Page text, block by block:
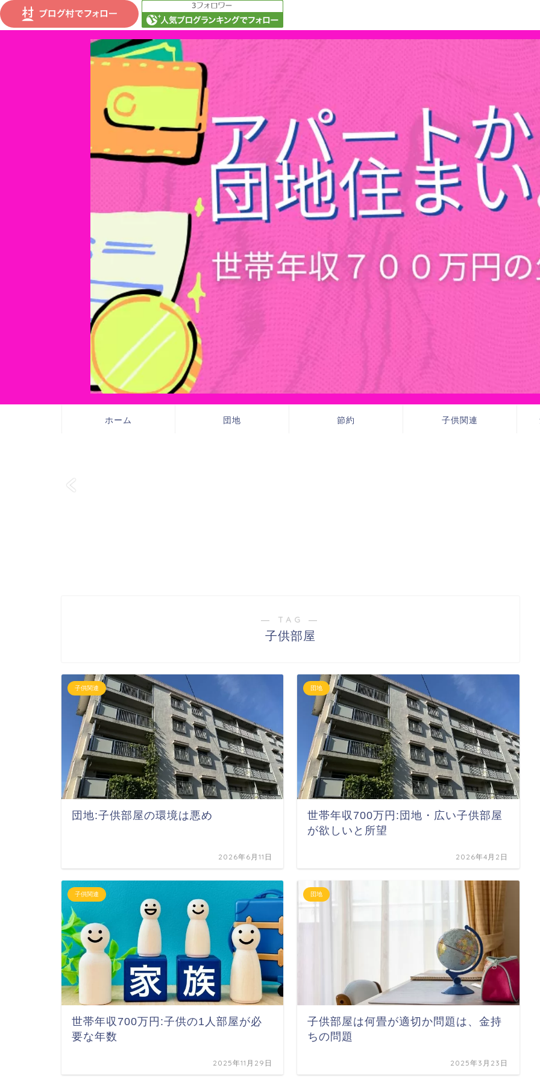
ホーム 団地 節約 子供関連
― TAG ―
子供部屋
子供関連
団地:子供部屋の環境は悪め
2026年6月11日
団地
世帯年収700万円:団地・広い子供部屋
が欲しいと所望
2026年4月2日
子供関連
世帯年収700万円:子供の1人部屋が必
要な年数
2025年11月29日
団地
子供部屋は何畳が適切か問題は、金持
ちの問題
2025年3月23日